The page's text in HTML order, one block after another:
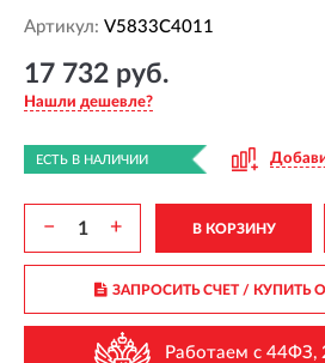
Артикул: V5833C4011
17 732 руб.
Нашли дешевле?
ЕСТЬ В НАЛИЧИИ
− + В КОРЗИНУ
ЗАПРОСИТЬ СЧЕТ / КУПИТЬ
Работаем с